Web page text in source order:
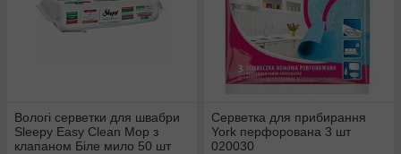
Вологі серветки для швабри
Sleepy Easy Clean Mop з
клапаном Біле мило 50 шт
Серветка для прибирання
York перфорована 3 шт
020030